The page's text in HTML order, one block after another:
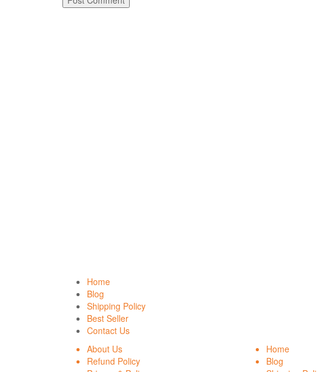
Home
Blog
Shipping Policy
Best Seller
Contact Us
About Us
Refund Policy
Home
Blog